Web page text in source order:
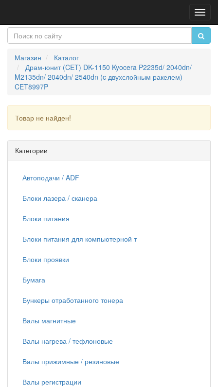
Магазин
Каталог
Драм-юнит (CET) DK-1150 Kyocera P2235d/ 2040dn/
M2135dn/ 2040dn/ 2540dn (c двухслойным ракелем)
CET8997P
Товар не найден!
Категории
Автоподачи / ADF
Блоки лазера / сканера
Блоки питания
Блоки питания для компьютерной т
Блоки проявки
Бумага
Бункеры отработанного тонера
Валы магнитные
Валы нагрева / тефлоновые
Валы прижимные / резиновые
Валы регистрации